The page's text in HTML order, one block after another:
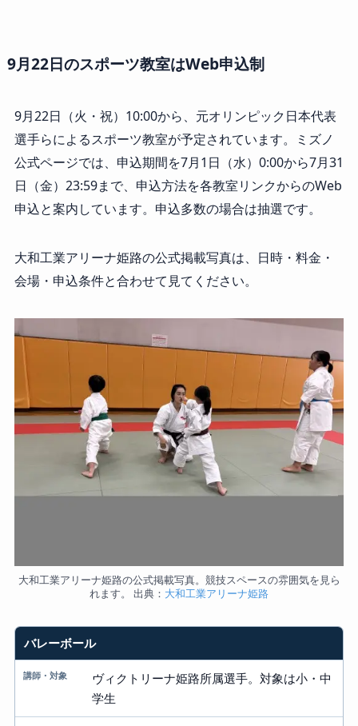
9月22日のスポーツ教室はWeb申込制
9月22日（火・祝）10:00から、元オリンピック日本代表
選手らによるスポーツ教室が予定されています。ミズノ
公式ページでは、申込期間を7月1日（水）0:00から7月31
日（金）23:59まで、申込方法を各教室リンクからのWeb
申込と案内しています。申込多数の場合は抽選です。
大和工業アリーナ姫路の公式掲載写真は、日時・料金・
会場・申込条件と合わせて見てください。
大和工業アリーナ姫路の公式掲載写真。競技スペースの雰囲気を見ら
れます。 出典： 大和工業アリーナ姫路
教室
講師・対象
定員
バレーボール
ヴィクトリーナ姫路所属選手。対象は小・中
学生